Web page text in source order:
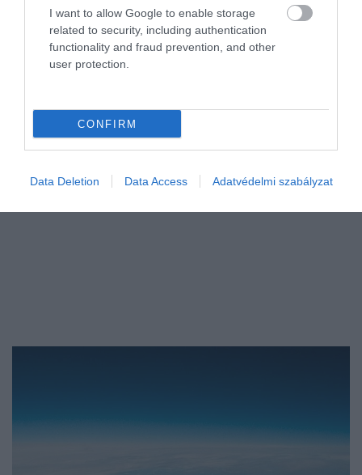
I want to allow Google to enable storage
related to security, including authentication
functionality and fraud prevention, and other
user protection.
CONFIRM
Data Deletion Data Access Adatvédelmi szabályzat
VIII. Henrik egyik legismertebb hadihajója
néhány perc alatt süllyedt el 1545 nyarán,
a roncs pedig megrázó részletességgel
őrizte meg a…
OLÁH-BEBESI BORBÁLA